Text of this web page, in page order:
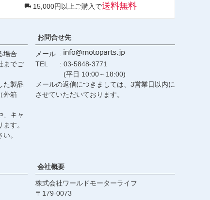
へ
15,000円以上ご購入で送料無料
場合
までご
た製品
外箱
、キャ
す。
。
お問合せ先
メール
TEL
03-5848-3771
(平日 10:00～18:00)
メールの返信につきましては、3営業日以内に
させていただいております。
会社概要
株式会社ワールドモーターライフ
179-0073